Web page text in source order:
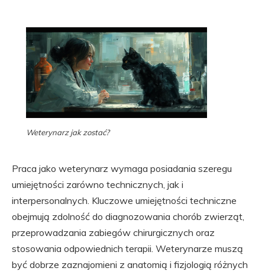
Weterynarz jak zostać?
Praca jako weterynarz wymaga posiadania szeregu
umiejętności zarówno technicznych, jak i
interpersonalnych. Kluczowe umiejętności techniczne
obejmują zdolność do diagnozowania chorób zwierząt,
przeprowadzania zabiegów chirurgicznych oraz
stosowania odpowiednich terapii. Weterynarze muszą
być dobrze zaznajomieni z anatomią i fizjologią różnych